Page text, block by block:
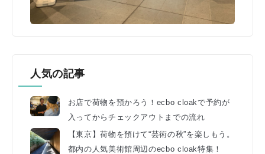
人気の記事
お店で荷物を預かろう！ecbo cloakで予約が
入ってからチェックアウトまでの流れ
【東京】荷物を預けて“芸術の秋”を楽しもう。
都内の人気美術館周辺のecbo cloak特集！